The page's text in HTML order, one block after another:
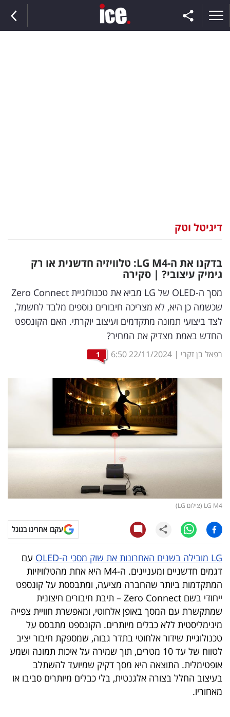
וצרכנות
דיגיטל
וטק
שיווק
ופרסום
משפט
מדדים
ומחקרים
רכילות
קריפטו
ויראלי
טלוויזיה
עסקי
ספורט
קריירה
ולימודים
מינויים
רייטינג
רכב
דיגיטל וטק
בדקנו את ה- LG M
4: טלוויזיה חדשנית או רק
גימיק עיצובי? | סקירה
מסך ה-OLED של LG מביא את טכנולוגיית Zero Connect
שכשמה כן היא, לא מצריכה חיבורים נוספים מלבד לחשמל,
לצד ביצועי תמונה מתקדמים ועיצוב יוקרתי. האם הקונספט
החדש באמת מצדיק את המחיר?
רפאל בן זקרי |
22/11/2024
6:50
1
LG M4 (צילום LG)
עקבו אחרינו בגוגל
LG מובילה בשנים האחרונות את שוק מסכי ה-OLED
עם
דגמים חדשניים ומעניינים. ה-M4 היא אחת מהטלוויזיות
המתקדמות ביותר שהחברה מציעה, ומתבססת על קונספט
ייחודי בשם Zero Connect – תיבת חיבורים חיצונית
שמתקשרת עם המסך באופן אלחוטי, ומאפשרת חוויית צפייה
מינימליסטית ללא כבלים מיותרים. הקונספט מתבסס על
טכנולוגיית שידור אלחוטי בתדר גבוה, שמספקת חיבור יציב
לטווח של עד 10 מטרים, תוך שמירה על איכות תמונה ושמע
אופטימלית. התוצאה היא מסך דקיק שמיועד להשתלב
בעיצוב החלל בצורה אלגנטית, בלי כבלים מיותרים סביבו או
מאחוריו.